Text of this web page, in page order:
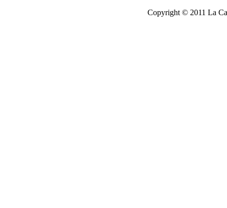
Copyright © 2011 La